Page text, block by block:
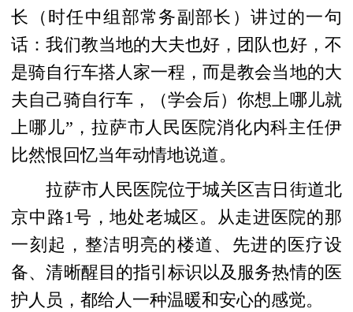
长（时任中组部常务副部长）讲过的一句
话：我们教当地的大夫也好，团队也好，不
是骑自行车搭人家一程，而是教会当地的大
夫自己骑自行车，（学会后）你想上哪儿就
上哪儿”，拉萨市人民医院消化内科主任伊
比然恨回忆当年动情地说道。
拉萨市人民医院位于城关区吉日街道北
京中路1号，地处老城区。从走进医院的那
一刻起，整洁明亮的楼道、先进的医疗设
备、清晰醒目的指引标识以及服务热情的医
护人员，都给人一种温暖和安心的感觉。